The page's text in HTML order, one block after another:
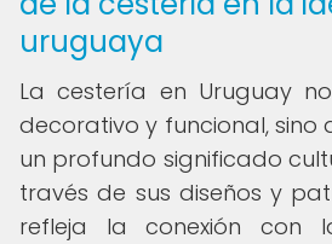
uruguaya
La cestería en Uruguay
decorativo y funcional, sino
un profundo significado
través de sus diseños y
refleja la conexión con